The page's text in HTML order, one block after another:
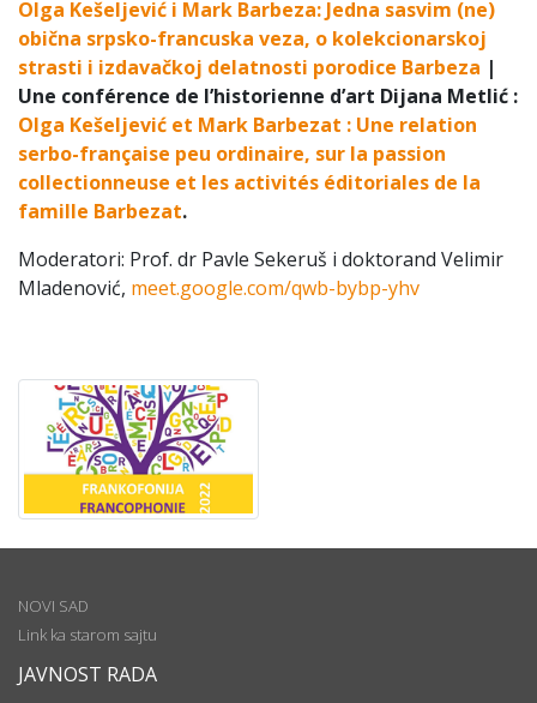
Olga Kešeljević i Mark Barbeza: Jedna sasvim (ne)
obična srpsko-francuska veza, o kolekcionarskoj
strasti i izdavačkoj delatnosti porodice Barbeza |
Une conférence de l’historienne d’art Dijana Metlić :
Olga Kešeljević et Mark Barbezat : Une relation
serbo-française peu ordinaire, sur la passion
collectionneuse et les activités éditoriales de la
famille Barbezat.
Moderatori: Prof. dr Pavle Sekeruš i doktorand Velimir
Mladenović, meet.google.com/qwb-bybp-yhv
NOVI SAD
Link ka starom sajtu
JAVNOST RADA